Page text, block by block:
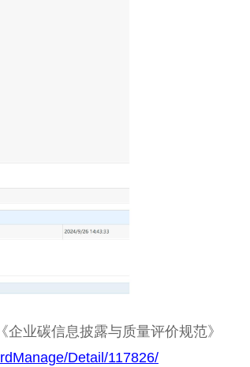
企业碳信息披露与质量评价规范》
Detail/117826/